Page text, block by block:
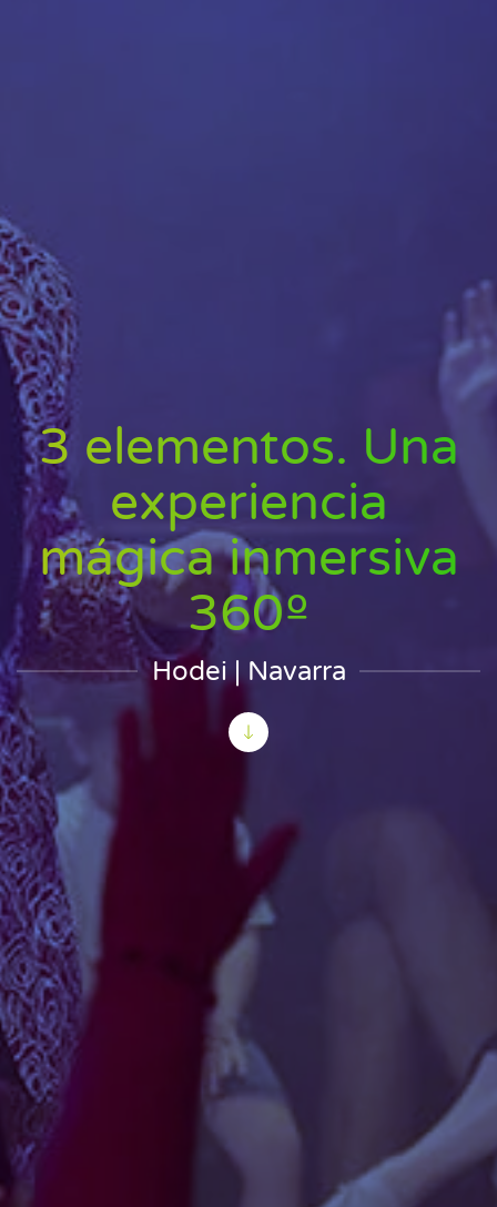
3 elementos. Una
experiencia
mágica inmersiva
360º
Hodei | Navarra